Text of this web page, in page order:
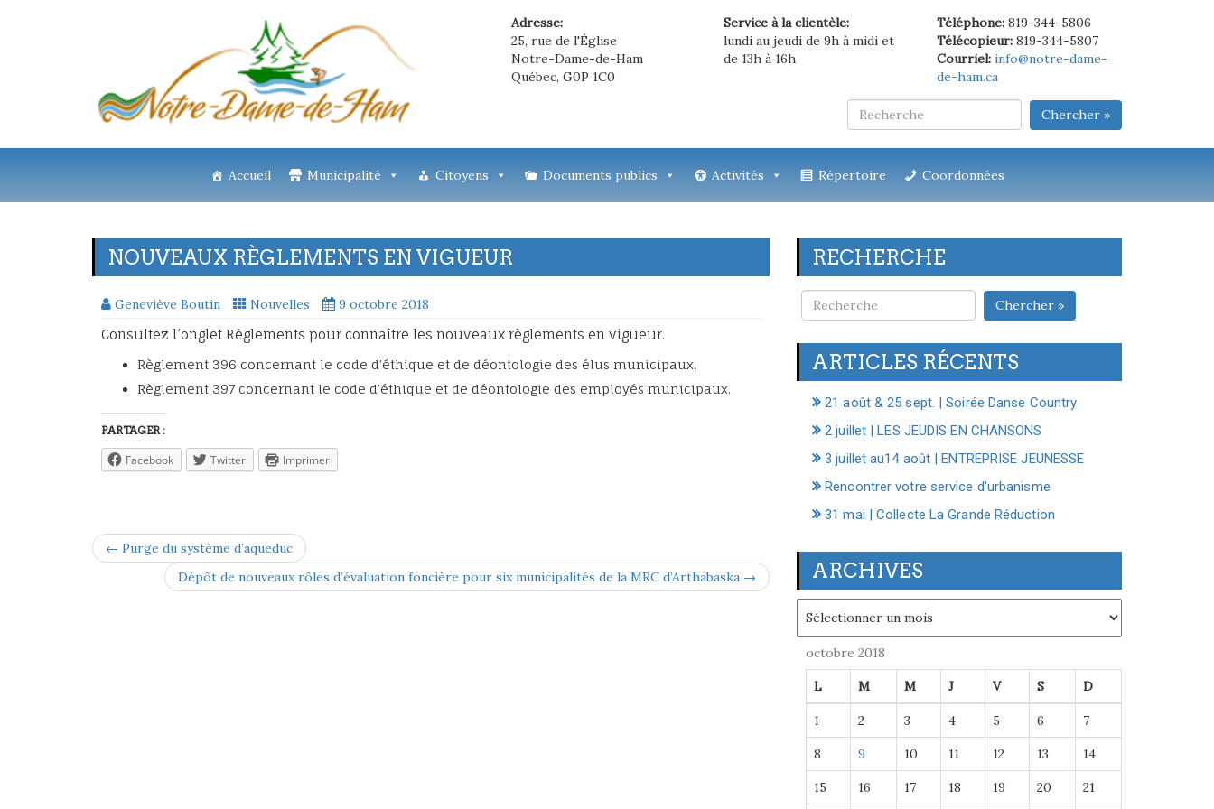
Adresse:
25, rue de l'Église
Notre-Dame-de-Ham
Québec, G0P 1C0
Service à la clientèle:
lundi au jeudi de 9h à midi et
de 13h à 16h
Téléphone:819-344-5806
Télécopieur:819-344-5807
Courriel: info@notre-dame-
de-ham.ca
Chercher »
Accueil Municipalité Citoyens Documents publics Activités Répertoire Coordonnées
NOUVEAUX RÈGLEMENTS EN VIGUEUR
Geneviève Boutin Nouvelles 9 octobre 2018
Consultez l’onglet Règlements pour connaître les nouveaux règlements en vigueur.
Règlement 396 concernant le code d’éthique et de déontologie des élus municipaux.
Règlement 397 concernant le code d’éthique et de déontologie des employés municipaux.
PARTAGER :
Facebook Twitter Imprimer
← Purge du système d’aqueduc
Dépôt de nouveaux rôles d’évaluation foncière pour six municipalités de la MRC d’Arthabaska →
RECHERCHE
Chercher »
ARTICLES RÉCENTS
21 août & 25 sept. | Soirée Danse Country
2 juillet | LES JEUDIS EN CHANSONS
3 juillet au14 août | ENTREPRISE JEUNESSE
Rencontrer votre service d’urbanisme
31 mai | Collecte La Grande Réduction
ARCHIVES
octobre 2018
L M M J V S D
1 2 3 4 5 6 7
8 9 10 11 12 13 14
15 16 17 18 19 20 21